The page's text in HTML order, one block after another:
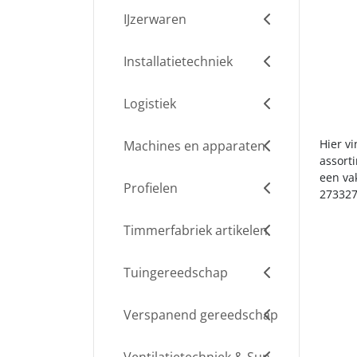
IJzerwaren
Installatietechniek
Logistiek
Machines en apparaten
Profielen
Timmerfabriek artikelen
Tuingereedschap
Verspanend gereedschap
Hier
een